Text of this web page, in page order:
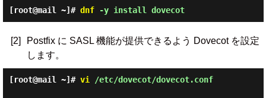
[root@mail ~]# dnf-y install dovecot
[2]
Postfix に SASL 機能が提供できるよう Dovecot を設定
します。
[root@mail ~]# vi /etc/dovecot/dovecot.conf